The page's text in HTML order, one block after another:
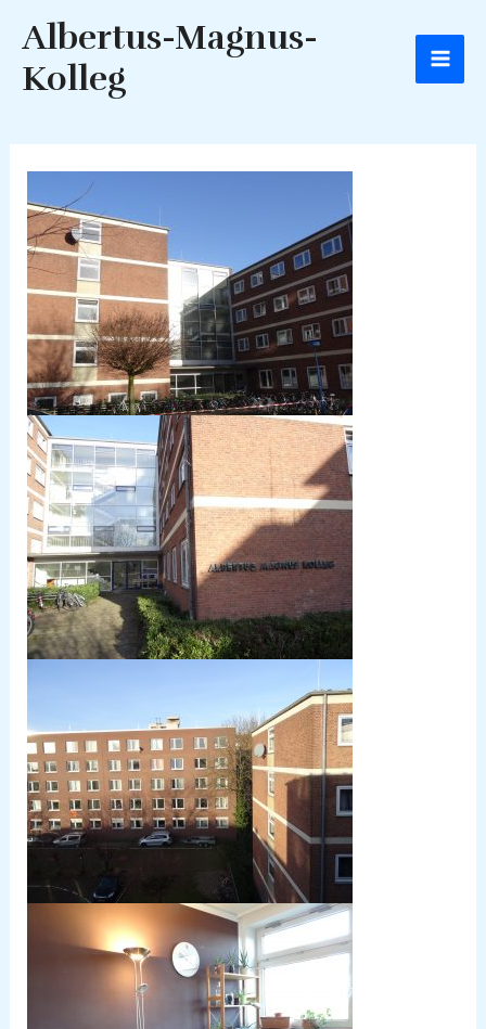
Inhalt
springen
Albertus-Magnus-
Kolleg